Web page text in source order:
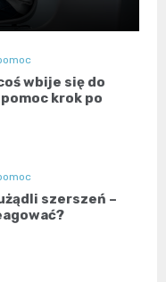
wbije się do
krok po
szerszeń –